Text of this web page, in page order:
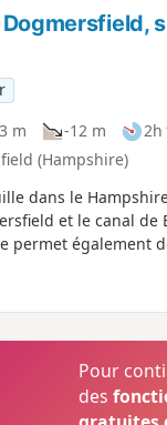
m -12 m 2h
(Hampshire)
dans le
et le canal de
permet également
Pour
des